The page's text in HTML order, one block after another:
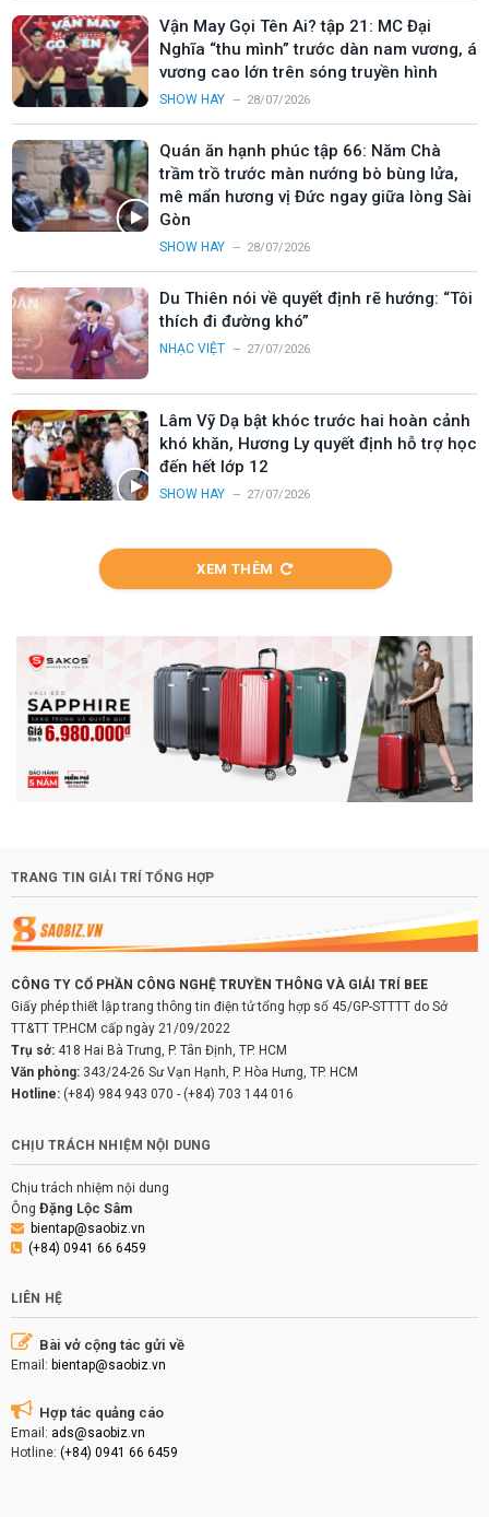
Vận May Gọi Tên Ai? tập 21: MC Đại
Nghĩa “thu mình” trước dàn nam vương, á
vương cao lớn trên sóng truyền hình
SHOW HAY 28/07/2026
Quán ăn hạnh phúc tập 66: Năm Chà
trầm trồ trước màn nướng bò bùng lửa,
mê mẩn hương vị Đức ngay giữa lòng Sài
Gòn
SHOW HAY 28/07/2026
Du Thiên nói về quyết định rẽ hướng: “Tôi
thích đi đường khó”
NHẠC VIỆT 27/07/2026
Lâm Vỹ Dạ bật khóc trước hai hoàn cảnh
khó khăn, Hương Ly quyết định hỗ trợ học
đến hết lớp 12
SHOW HAY 27/07/2026
XEM THÊM
TRANG TIN GIẢI TRÍ TỔNG HỢP
CÔNG TY CỔ PHẦN CÔNG NGHỆ TRUYỀN THÔNG VÀ GIẢI TRÍ BEE
Giấy phép thiết lập trang thông tin điện tử tổng hợp số 45/GP-STTTT do Sở
TT&TT TP.HCM cấp ngày 21/09/2022
Trụ sở: 418 Hai Bà Trưng, P. Tân Định, TP. HCM
Văn phòng: 343/24-26 Sư Vạn Hạnh, P. Hòa Hưng, TP. HCM
Hotline: (+84) 984 943 070 - (+84) 703 144 016
CHỊU TRÁCH NHIỆM NỘI DUNG
Chịu trách nhiệm nội dung
Ông Đặng Lộc Sâm
bientap@saobiz.vn
(+84) 0941 66 6459
LIÊN HỆ
Bài vở cộng tác gửi về
Email: bientap@saobiz.vn
Hợp tác quảng cáo
Email: ads@saobiz.vn
Hotline: (+84) 0941 66 6459